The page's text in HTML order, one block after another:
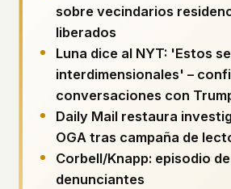
English Español
Français
Português
Even our search runs entirely in
Our fonts are self-hosted. Nothing
other third party. When you visit
only server that knows is ours.
If you submit a sighting report, we
exactly what you type – nothing
address, no device info, no
We have no idea how many
sobre vecindarios
liberados
Luna dice al NYT: 'Estos
interdimensionales' –
conversaciones con
Daily Mail restaura
OGA tras campaña de
Corbell/Knapp: episodio
denunciantes